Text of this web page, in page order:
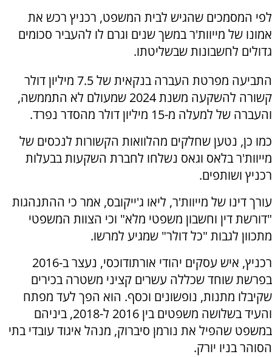
לפי המסמכים שהגיש לבית המשפט, רכניץ רכש את
אמונו של מייוות'ר במשך שנים וגרם לו להעביר סכומים
גדולים לחשבונות שבשליטתו.
התביעה מפרטת העברה בנקאית של 7.5 מיליון דולר
קשורה להשקעה משנת 2024 שמעולם לא התממשה,
והעברה של למעלה מ-15 מיליון דולר מהסדר נפרד.
כמו כן, נטען שחלקים מהלוואות הקשורות לנכסים של
מייוות'ר בלאס וגאס נשלחו לחברת השקעות בבעלות
רכניץ ושותפים.
עורך דינו של מייוות'ר, ליאו ג'ייקובס, אמר כי ההתנהגות
"דורשת דין וחשבון משפטי מלא" וכי הצוות המשפטי
מתכוון לגבות "כל דולר" שמגיע למרשו.
רכניץ, איש עסקים יהודי אורתודוכסי, נעצר ב-2016
בפרשת שוחד שכללה עשרים קציני משטרה בכירים
שקיבלו מתנות, נופשונים וכסף. הוא הפך לעד מפתח
והעיד בשלושה משפטים בין 2016 ל-2018, ביניהם
במשפט שהפיל את נורמן סיברוק, מנהל איגוד עובדי בתי
הסוהר בניו יורק.